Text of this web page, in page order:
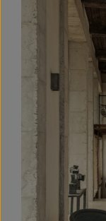
Bildergalerie